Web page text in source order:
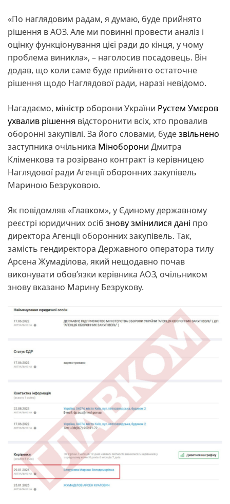
«По наглядовим радам, я думаю, буде прийнято
рішення в АОЗ. Але ми повинні провести аналіз і
оцінку функціонування цієї ради до кінця, у чому
проблема виникла», – наголосив посадовець. Він
додав, що коли саме буде прийнято остаточне
рішення щодо Наглядової ради, наразі невідомо.
Нагадаємо, міністр оборони України Рустем Умєров
ухвалив рішення відсторонити всіх, хто провалив
оборонні закупівлі. За його словами, будезвільнено
заступника очільника Міноборони Дмитра
Кліменкова та розірвано контракт із керівницею
Наглядової ради Агенції оборонних закупівель
Мариною Безруковою.
Як повідомляв «Главком», у Єдиному державному
реєстрі юридичних осіб знову змінилися дані про
директора Агенції оборонних закупівель. Так,
замість гендиректора Державного оператора тилу
Арсена Жумаділова, який нещодавно почав
виконувати обов’язки керівника АОЗ, очільником
знову вказано Марину Безрукову.